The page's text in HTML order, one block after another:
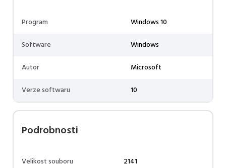
Program
Windows 10
Software
Windows
Autor
Microsoft
Verze softwaru
10
Podrobnosti
Velikost souboru
2141